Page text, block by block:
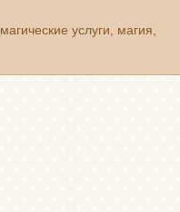
магические услуги магия